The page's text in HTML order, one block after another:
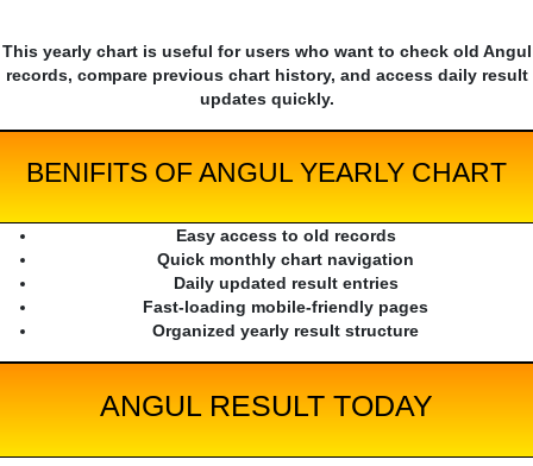
This yearly chart is useful for users who want to check old Angul
records, compare previous chart history, and access daily result
updates quickly.
BENIFITS OF ANGUL YEARLY CHART
Easy access to old records
Quick monthly chart navigation
Daily updated result entries
Fast-loading mobile-friendly pages
Organized yearly result structure
ANGUL RESULT TODAY